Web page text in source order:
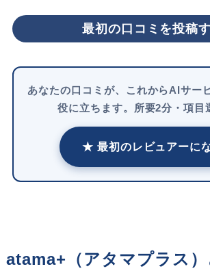
最初の口コミを投稿
あなたの口コミが、これからAIサー
役に立ちます。所要2分・項目
★ 最初のレビュアーに
atama+（アタマプラス